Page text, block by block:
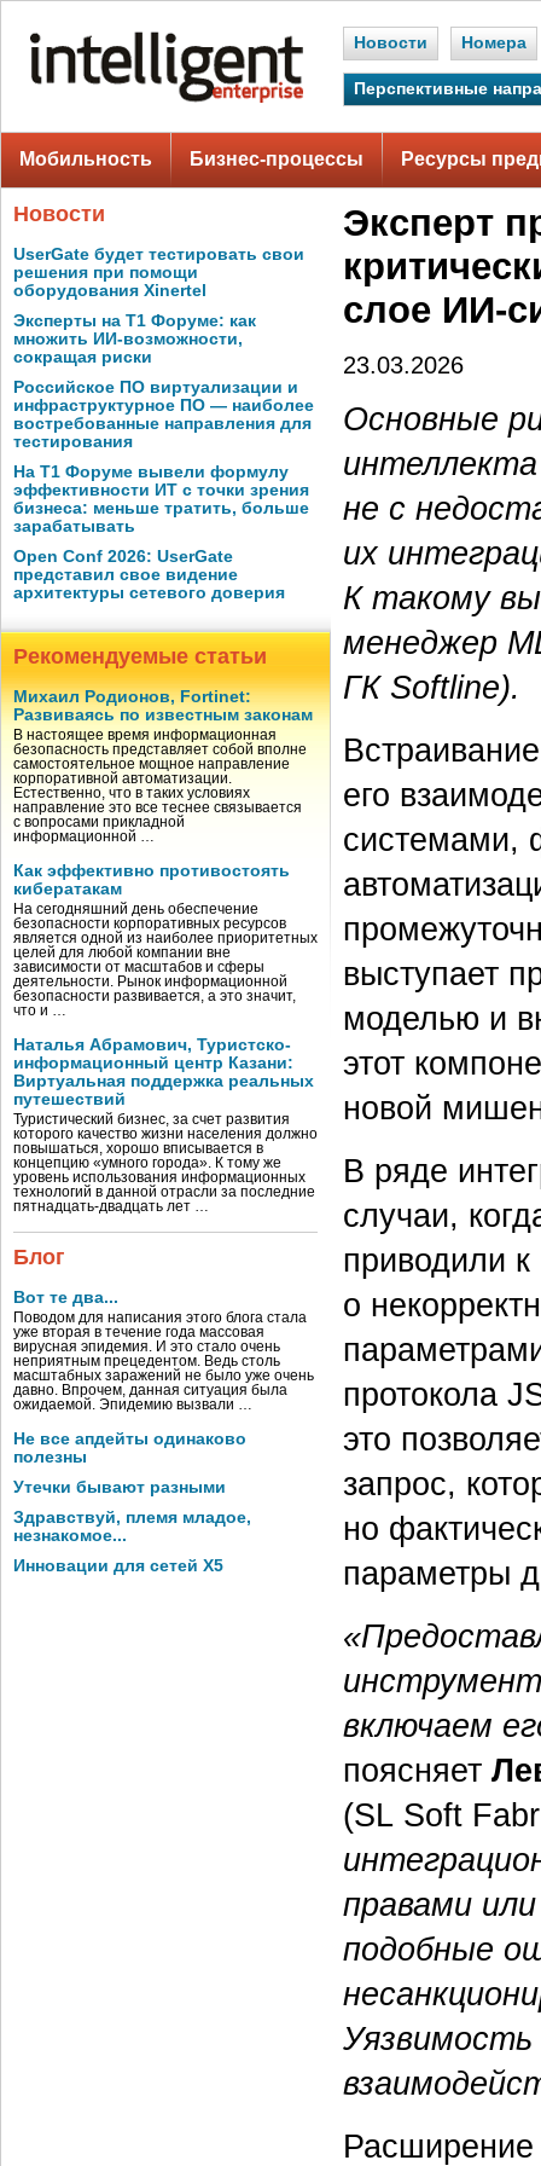
Новости Номера
Перспективные
Мобильность Бизнес-процессы Ресурсы
Новости
UserGate будет тестировать свои
решения при помощи
оборудования Xinertel
Эксперты на Т1 Форуме: как
множить ИИ-возможности,
сокращая риски
Российское ПО виртуализации и
инфраструктурное ПО — наиболее
востребованные направления для
тестирования
На Т1 Форуме вывели формулу
эффективности ИТ с точки зрения
бизнеса: меньше тратить, больше
зарабатывать
Open Conf 2026: UserGate
представил свое видение
архитектуры сетевого доверия
Рекомендуемые статьи
Михаил Родионов, Fortinet:
Развиваясь по известным законам
В настоящее время информационная
безопасность представляет собой вполне
самостоятельное мощное направление
корпоративной автоматизации.
Естественно, что в таких условиях
направление это все теснее связывается
с вопросами прикладной
информационной …
Как эффективно противостоять
кибератакам
На сегодняшний день обеспечение
безопасности корпоративных ресурсов
является одной из наиболее приоритетных
целей для любой компании вне
зависимости от масштабов и сферы
деятельности. Рынок информационной
безопасности развивается, а это значит,
что и …
Наталья Абрамович, Туристско-
информационный центр Казани:
Виртуальная поддержка реальных
путешествий
Туристический бизнес, за счет развития
которого качество жизни населения должно
повышаться, хорошо вписывается в
концепцию «умного города». К тому же
уровень использования информационных
технологий в данной отрасли за последние
пятнадцать-двадцать лет …
Блог
Вот те два...
Поводом для написания этого блога стала
уже вторая в течение года массовая
вирусная эпидемия. И это стало очень
неприятным прецедентом. Ведь столь
масштабных заражений не было уже очень
давно. Впрочем, данная ситуация была
ожидаемой. Эпидемию вызвали …
Не все апдейты одинаково
полезны
Утечки бывают разными
Здравствуй, племя младое,
незнакомое...
Инновации для сетей X5
Эксперт
слое ИИ-
23.03.2026
Основные
не с
их
К такому
менеджер
ГК Softline).
его
системами,
выступает
моделью и
этот
новой
В ряде
случаи,
приводили
о
протокола
это
запрос,
но
параметры
включаем
поясняет
(SL Soft
правами
подобные
Уязвимость